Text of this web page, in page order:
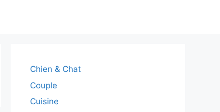
Chien & Chat
Couple
Cuisine